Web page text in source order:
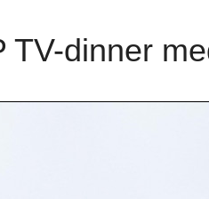
TV-dinner